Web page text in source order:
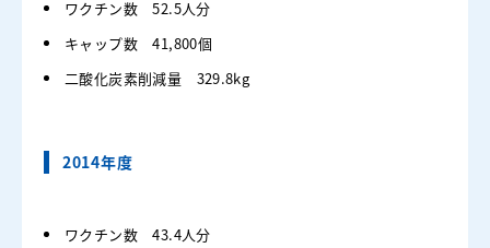
ワクチン数 52.5人分
キャップ数 41,800個
二酸化炭素削減量 329.8kg
2014年度
ワクチン数 43.4人分